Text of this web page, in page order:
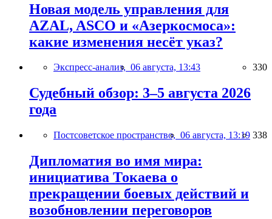
Новая модель управления для
AZAL, ASCO и «Азеркосмоса»:
какие изменения несёт указ?
Экспресс-анализ, 06 августа, 13:43 330
Судебный обзор: 3–5 августа 2026
года
Постсоветское пространство, 06 августа, 13:19 338
Дипломатия во имя мира:
инициатива Токаева о
прекращении боевых действий и
возобновлении переговоров